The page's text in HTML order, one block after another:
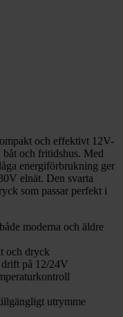
och effektivt 12V-
och fritidshus. Med
energiförbrukning ger
elnät. Den svarta
som passar perfekt i
moderna och äldre
och dryck
på 12/24V
utrymme